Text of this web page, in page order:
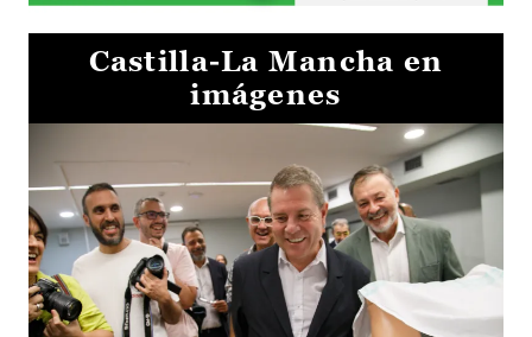
Castilla-La Mancha en
imágenes